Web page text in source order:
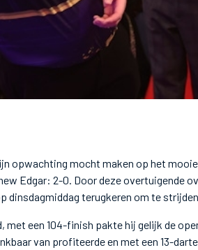
opwachting mocht maken op het
Edgar: 2-0. Door deze overtuigende
dinsdagmiddag terugkeren om te
een 104-finish pakte hij gelijk de
van profiteerde en met een 13-